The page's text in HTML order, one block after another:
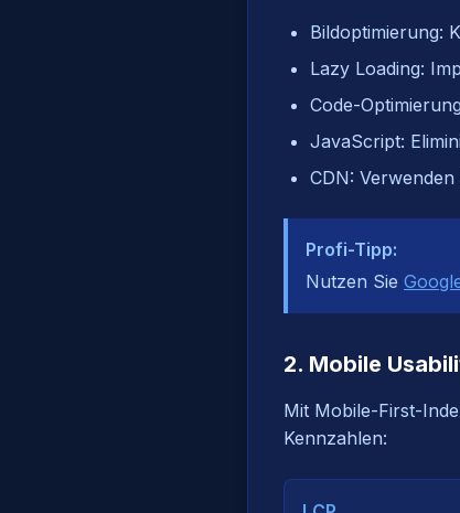
Bildoptimierung:
Lazy Loading:
Code-
JavaScript:
CDN:
Profi-Tipp:
Nutzen Sie
2. Mobile
Mit Mobile-First-
Kennzahlen: